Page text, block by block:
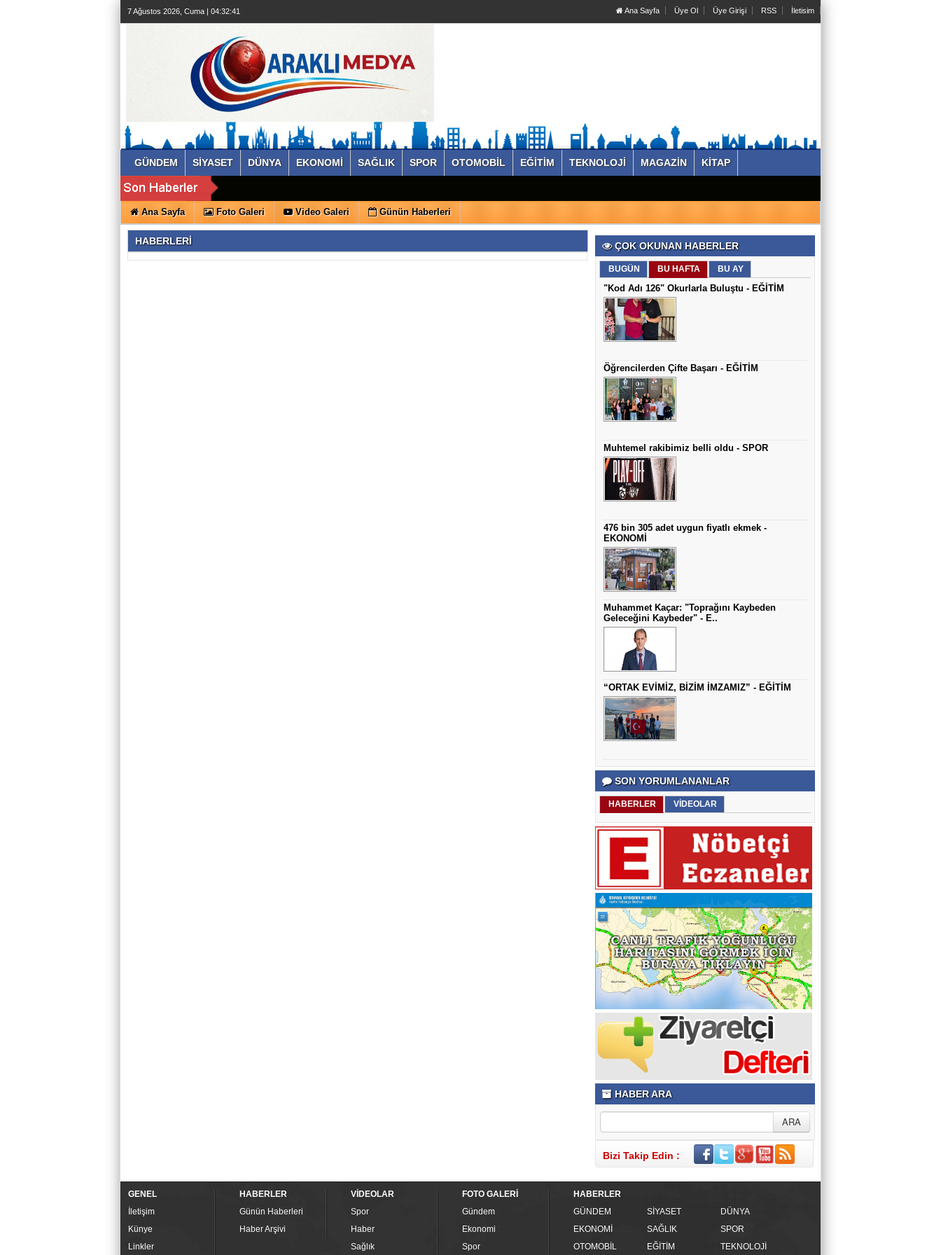
7 Ağustos 2026, Cuma | 04:32:41 Ana Sayfa Üye Ol Üye Girişi RSS İletisim
GÜNDEM SİYASET DÜNYA EKONOMİ SAĞLIK SPOR OTOMOBİL EĞİTİM TEKNOLOJİ MAGAZİN KİTAP
Ana Sayfa Foto Galeri Video Galeri Günün Haberleri
ÇOK OKUNAN HABERLER
BUGÜN BU HAFTA BU AY
"Kod Adı 126" Okurlarla Buluştu - EĞİTİM
Öğrencilerden Çifte Başarı - EĞİTİM
Muhtemel rakibimiz belli oldu - SPOR
476 bin 305 adet uygun fiyatlı ekmek -
EKONOMİ
Muhammet Kaçar: "Toprağını Kaybeden
Geleceğini Kaybeder" - E..
“ORTAK EVİMİZ, BİZİM İMZAMIZ” - EĞİTİM
SON YORUMLANANLAR
HABERLER VİDEOLAR
HABER ARA
Bizi Takip Edin :
HABERLERİ
GENEL
İletişim
Künye
Linkler
HABERLER
Günün Haberleri
Haber Arşivi
VİDEOLAR
Spor
Haber
Sağlık
FOTO GALERİ
Gündem
Ekonomi
Spor
HABERLER
GÜNDEM
SİYASET
DÜNYA
EKONOMİ
SAĞLIK
SPOR
OTOMOBİL
EĞİTİM TEKNOLOJİ